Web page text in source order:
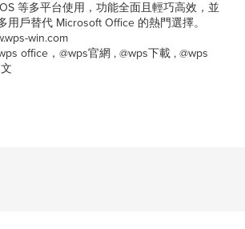
等多平台使用，功能全面且輕巧高效，並
用戶替代 Microsoft Office 的熱門選擇。
win.com
office，@wps官網 , @wps下載 , @wps